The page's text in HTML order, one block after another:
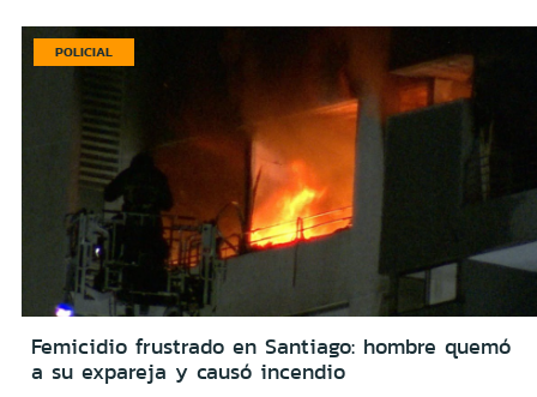
POLICIAL
Femicidio frustrado en Santiago: hombre quemó
a su expareja y causó incendio